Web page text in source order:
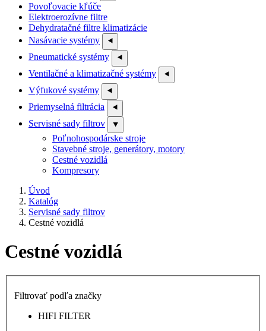
Povoľovacie kľúče
Elektroerozívne filtre
Dehydratačné filtre klimatizácie
Nasávacie systémy
⯇
Pneumatické systémy ⯇
Ventilačné a klimatizačné systémy ⯇
Výfukové systémy ⯇
Priemyselná filtrácia ⯇
Servisné sady filtrov ⯆
Poľnohospodárske stroje
Stavebné stroje, generátory, motory
Cestné vozidlá
Kompresory
Úvod
Katalóg
Servisné sady filtrov
Cestné vozidlá
Cestné vozidlá
Filtrovať podľa značky
HIFI FILTER